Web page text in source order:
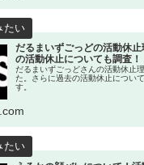
だるまいずごっどの活動休
の活動休止についても調査！
だるまいずごっどさんの活動休止
た。さらに過去の活動休止につい
す。